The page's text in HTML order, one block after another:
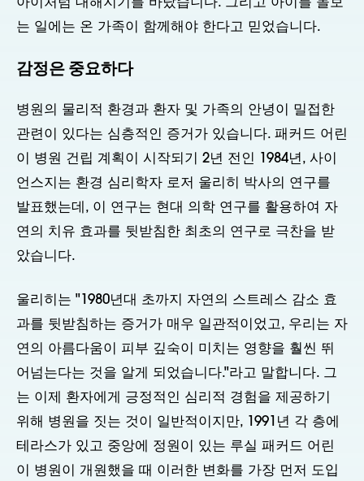
아이처럼 대해지기를 바랐습니다. 그리고 아이를 돌보
는 일에는 온 가족이 함께해야 한다고 믿었습니다.
감정은 중요하다
병원의 물리적 환경과 환자 및 가족의 안녕이 밀접한
관련이 있다는 심층적인 증거가 있습니다. 패커드 어린
이 병원 건립 계획이 시작되기 2년 전인 1984년, 사이
언스지는 환경 심리학자 로저 울리히 박사의 연구를
발표했는데, 이 연구는 현대 의학 연구를 활용하여 자
연의 치유 효과를 뒷받침한 최초의 연구로 극찬을 받
았습니다.
울리히는 "1980년대 초까지 자연의 스트레스 감소 효
과를 뒷받침하는 증거가 매우 일관적이었고, 우리는 자
연의 아름다움이 피부 깊숙이 미치는 영향을 훨씬 뛰
어넘는다는 것을 알게 되었습니다."라고 말합니다. 그
는 이제 환자에게 긍정적인 심리적 경험을 제공하기
위해 병원을 짓는 것이 일반적이지만, 1991년 각 층에
테라스가 있고 중앙에 정원이 있는 루실 패커드 어린
이 병원이 개원했을 때 이러한 변화를 가장 먼저 도입